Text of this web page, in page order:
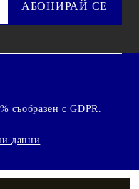
съобразен с GDPR.
данни